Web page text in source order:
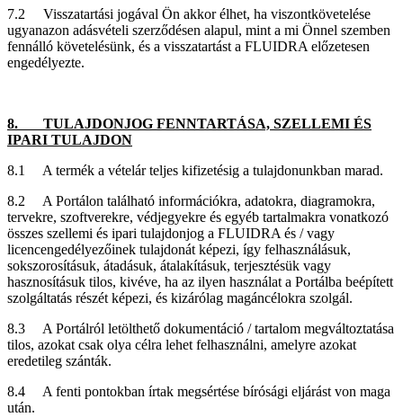
7.2 Visszatartási jogával Ön akkor élhet, ha viszontkövetelése
ugyanazon adásvételi szerződésen alapul, mint a mi Önnel szemben
fennálló követelésünk, és a visszatartást a FLUIDRA előzetesen
engedélyezte.
8. TULAJDONJOG FENNTARTÁSA, SZELLEMI ÉS
IPARI TULAJDON
8.1 A termék a vételár teljes kifizetésig a tulajdonunkban marad.
8.2 A Portálon található információkra, adatokra, diagramokra,
tervekre, szoftverekre, védjegyekre és egyéb tartalmakra vonatkozó
összes szellemi és ipari tulajdonjog a FLUIDRA és / vagy
licencengedélyezőinek tulajdonát képezi, így felhasználásuk,
sokszorosításuk, átadásuk, átalakításuk, terjesztésük vagy
hasznosításuk tilos, kivéve, ha az ilyen használat a Portálba beépített
szolgáltatás részét képezi, és kizárólag magáncélokra szolgál.
8.3 A Portálról letölthető dokumentáció / tartalom megváltoztatása
tilos, azokat csak olya célra lehet felhasználni, amelyre azokat
eredetileg szánták.
8.4 A fenti pontokban írtak megsértése bírósági eljárást von maga
után.